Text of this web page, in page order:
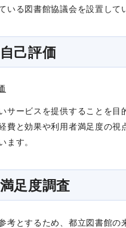
いる図書館協議会を設置して
己評価
サービスを提供することを目
費と効果や利用者満足度の視
ます。
足度調査
考とするため、都立図書館の